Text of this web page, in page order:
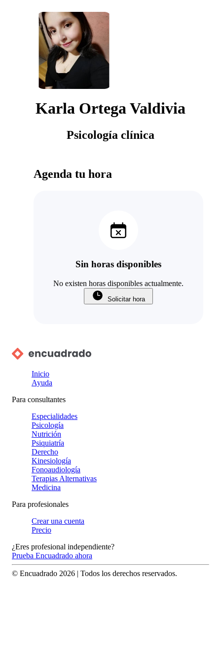
Karla Ortega Valdivia
Psicología clínica
Agenda tu hora
Sin horas disponibles
No existen horas disponibles actualmente.
Solicitar hora
Inicio
Ayuda
Para consultantes
Especialidades
Psicología
Nutrición
Psiquiatría
Derecho
Kinesiología
Fonoaudiología
Terapias Alternativas
Medicina
Para profesionales
Crear una cuenta
Precio
¿Eres profesional independiente?
Prueba Encuadrado ahora
© Encuadrado 2026 | Todos los derechos reservados.